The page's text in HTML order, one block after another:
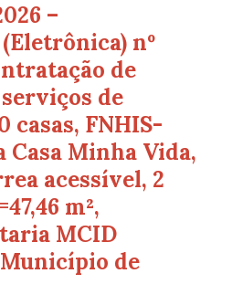
–
nº
de
de
casas, FNHIS-
Casa Minha Vida,
acessível, 2
m²,
MCID
de